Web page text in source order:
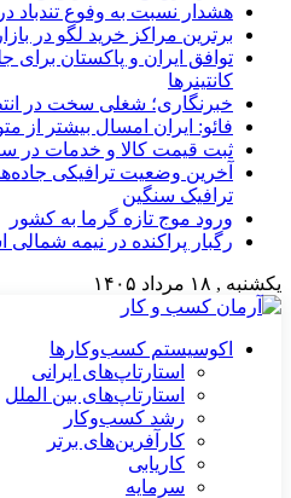
هشدار نسبت به وفوع تندباد
برترین مراکز خرید لگو در
توافق ایران و پاکستان برای
کانتینرها
خبرنگاری؛ شغلی سخت در
فائو: ایران امسال بیشتر از متوسط ۵ ساله غله
ثبت قیمت کالا و خدمات در سامانه ۱۲۴
آخرین وضعیت ترافیکی
ترافیک سنگین
ورود موج تازه گرما به کشور
رگبار پراکنده در نیمه شمالی
یکشنبه , ۱۸ مرداد ۱۴۰۵
اکوسیستم کسب‌وکارها
استارتاپ‌های ایرانی
استارتاپ‌های بین الملل
رشد کسب‌وکار
کارآفرین‌های برتر
کاریابی
سرمایه